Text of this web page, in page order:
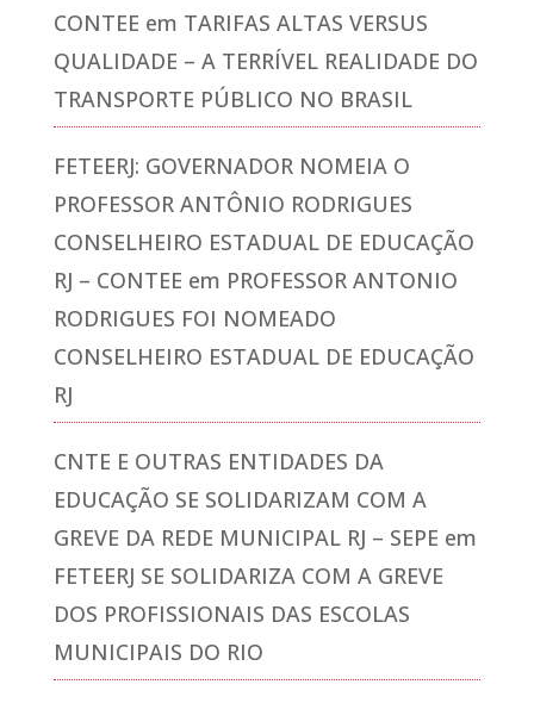
CONTEE em TARIFAS ALTAS VERSUS
QUALIDADE – A TERRÍVEL REALIDADE DO
TRANSPORTE PÚBLICO NO BRASIL
FETEERJ: GOVERNADOR NOMEIA O
PROFESSOR ANTÔNIO RODRIGUES
CONSELHEIRO ESTADUAL DE EDUCAÇÃO
RJ – CONTEE em PROFESSOR ANTONIO
RODRIGUES FOI NOMEADO
CONSELHEIRO ESTADUAL DE EDUCAÇÃO
RJ
CNTE E OUTRAS ENTIDADES DA
EDUCAÇÃO SE SOLIDARIZAM COM A
GREVE DA REDE MUNICIPAL RJ – SEPE em
FETEERJ SE SOLIDARIZA COM A GREVE
DOS PROFISSIONAIS DAS ESCOLAS
MUNICIPAIS DO RIO